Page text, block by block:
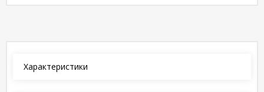
Характеристики